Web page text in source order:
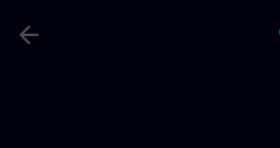
arrow_back